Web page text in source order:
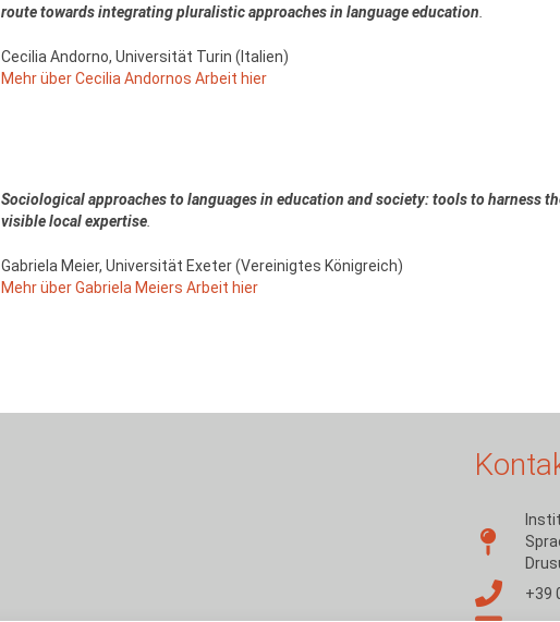
route towards integrating pluralistic approaches in language education
Cecilia Andorno, Universität Turin (Italien)
Mehr über Cecilia Andornos Arbeit hier
Sociological approaches to languages in education and society: tools to harness
visible local expertise.
Gabriela Meier, Universität Exeter (Vereinigtes Königreich)
Mehr über Gabriela Meiers Arbeit hier
+39